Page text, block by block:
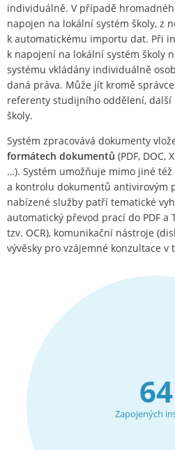
individuálně. V případě
napojen na lokální systém školy, z
k automatickému importu dat. Při
k napojení na lokální systém školy
systému vkládány individuálně
daná práva. Může jít kromě
referenty studijního oddělení,
školy.
Systém zpracovává dokumenty
formátech dokumentů (PDF, DOC,
…). Systém umožňuje mimo jiné
a kontrolu dokumentů antivirovým
nabízené služby patří tematické
automatický převod prací do PDF a
tzv. OCR), komunikační nástroje
vývěsky pro vzájemné konzultace v
64
Zapojených